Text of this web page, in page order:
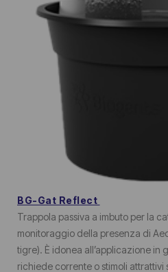
BG-Gat Reflect
Trappola passiva a imbuto per la
monitoraggio della presenza di
tigre). È idonea all’applicazione in
richiede corrente o stimoli attrattivi